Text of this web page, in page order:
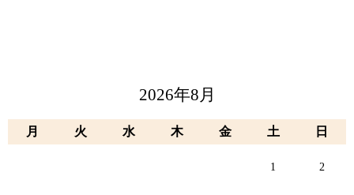
2026年8月
月 火 水 木 金 土 日
1 2